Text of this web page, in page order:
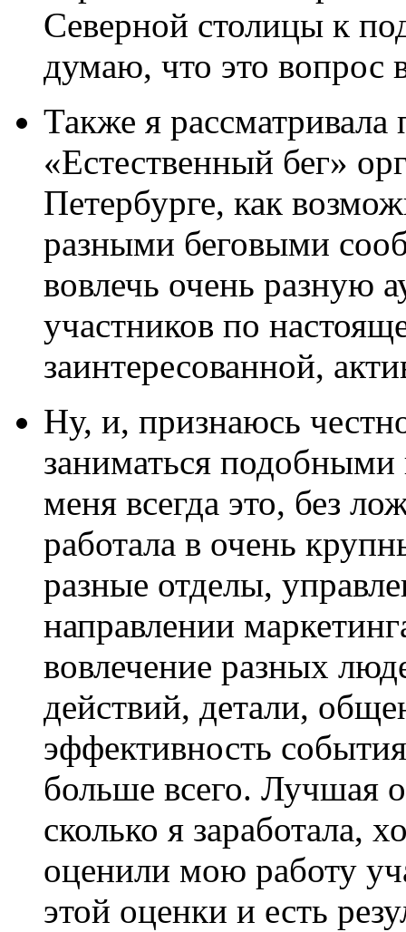
Северной столицы к
думаю, что это вопрос
Также я
«Естественный бег»
Петербурге, как
разными беговыми
вовлечь очень разную
участников по
заинтересованной,
Ну, и, признаюсь
заниматься
меня всегда это, без
работала в очень
разные отделы,
направлении
вовлечение разных
действий, детали,
эффективность
больше всего. Лучшая
сколько я заработала,
оценили мою работу
этой оценки и есть